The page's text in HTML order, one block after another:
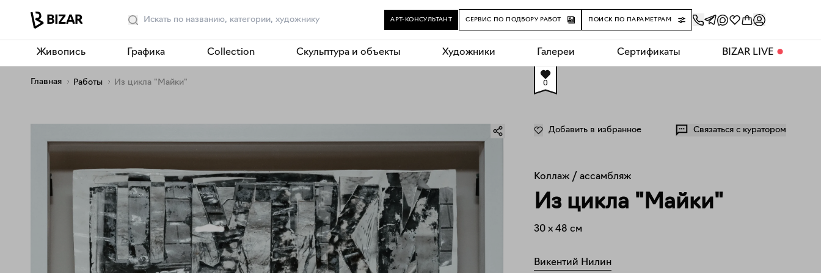
АРТ-КОНСУЛЬТАНТ СЕРВИС ПО ПОДБОРУ РАБОТ ПОИСК ПО ПАРАМЕТРАМ
Живопись Графика Collection Скульптура и объекты Художники Галереи Сертификаты BIZAR LIVE ⬤
Главная Работы Из цикла "Майки" 0
Добавить в избранное Связаться с куратором
Коллаж / ассамбляж
Из цикла "Майки"
30 x 48 см
Викентий Нилин